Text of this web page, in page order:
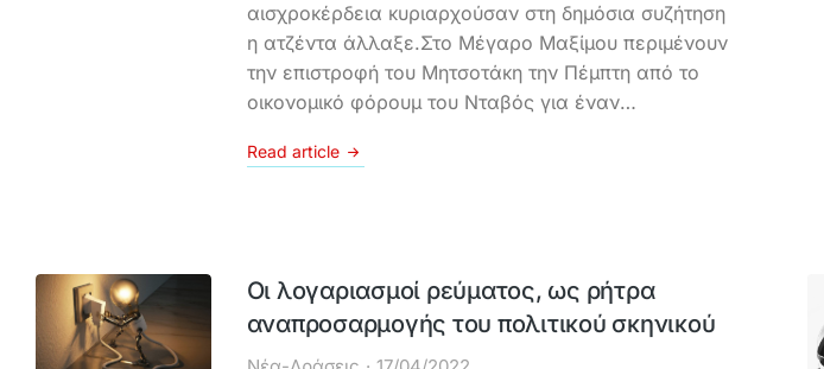
αισχροκέρδεια κυριαρχούσαν στη δημόσια συζήτηση
η ατζέντα άλλαξε.Στο Μέγαρο Μαξίμου περιμένουν
την επιστροφή του Μητσοτάκη την Πέμπτη από το
οικονομικό φόρουμ του Νταβός για έναν…
Read article
Οι λογαριασμοί ρεύματος, ως ρήτρα
αναπροσαρμογής του πολιτικού σκηνικού